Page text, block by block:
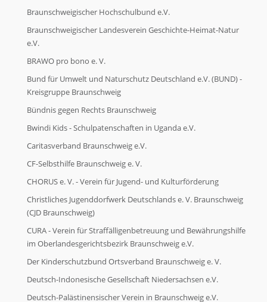
Wir über uns
FAQ
Kontakt
Kontakt
Braunschweigischer Hochschulbund e.V.
Braunschweigischer Landesverein Geschichte-Heimat-Natur
e.V.
BRAWO pro bono e. V.
Bund für Umwelt und Naturschutz Deutschland e.V. (BUND) -
Kreisgruppe Braunschweig
Bündnis gegen Rechts Braunschweig
Bwindi Kids - Schulpatenschaften in Uganda e.V.
Caritasverband Braunschweig e.V.
CF-Selbsthilfe Braunschweig e. V.
CHORUS e. V. - Verein für Jugend- und Kulturförderung
Christliches Jugenddorfwerk Deutschlands e. V. Braunschweig
(CJD Braunschweig)
CURA - Verein für Straffälligenbetreuung und Bewährungshilfe
im Oberlandesgerichtsbezirk Braunschweig e.V.
Der Kinderschutzbund Ortsverband Braunschweig e. V.
Deutsch-Indonesische Gesellschaft Niedersachsen e.V.
Deutsch-Palästinensischer Verein in Braunschweig e.V.